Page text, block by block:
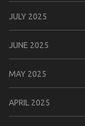
JULY 2025
JUNE 2025
MAY 2025
APRIL 2025